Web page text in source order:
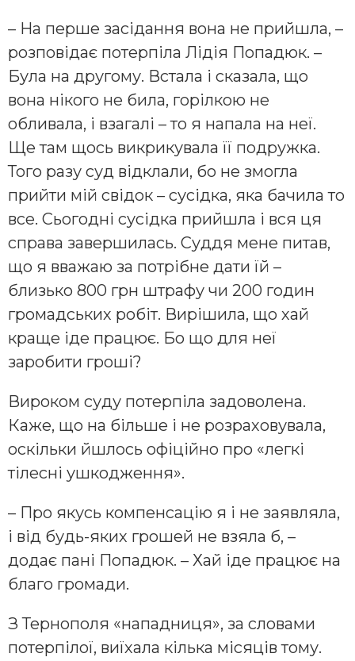
– На перше засідання вона не прийшла, –
розповідає потерпіла Лідія Попадюк. –
Була на другому. Встала і сказала, що
вона нікого не била, горілкою не
обливала, і взагалі – то я напала на неї.
Ще там щось викрикувала її подружка.
Того разу суд відклали, бо не змогла
прийти мій свідок – сусідка, яка бачила то
все. Сьогодні сусідка прийшла і вся ця
справа завершилась. Суддя мене питав,
що я вважаю за потрібне дати їй –
близько 800 грн штрафу чи 200 годин
громадських робіт. Вирішила, що хай
краще іде працює. Бо що для неї
заробити гроші?
Вироком суду потерпіла задоволена.
Каже, що на більше і не розраховувала,
оскільки йшлось офіційно про «легкі
тілесні ушкодження».
– Про якусь компенсацію я і не заявляла,
і від будь-яких грошей не взяла б, –
додає пані Попадюк. – Хай іде працює на
благо громади.
З Тернополя «нападниця», за словами
потерпілої, виїхала кілька місяців тому.